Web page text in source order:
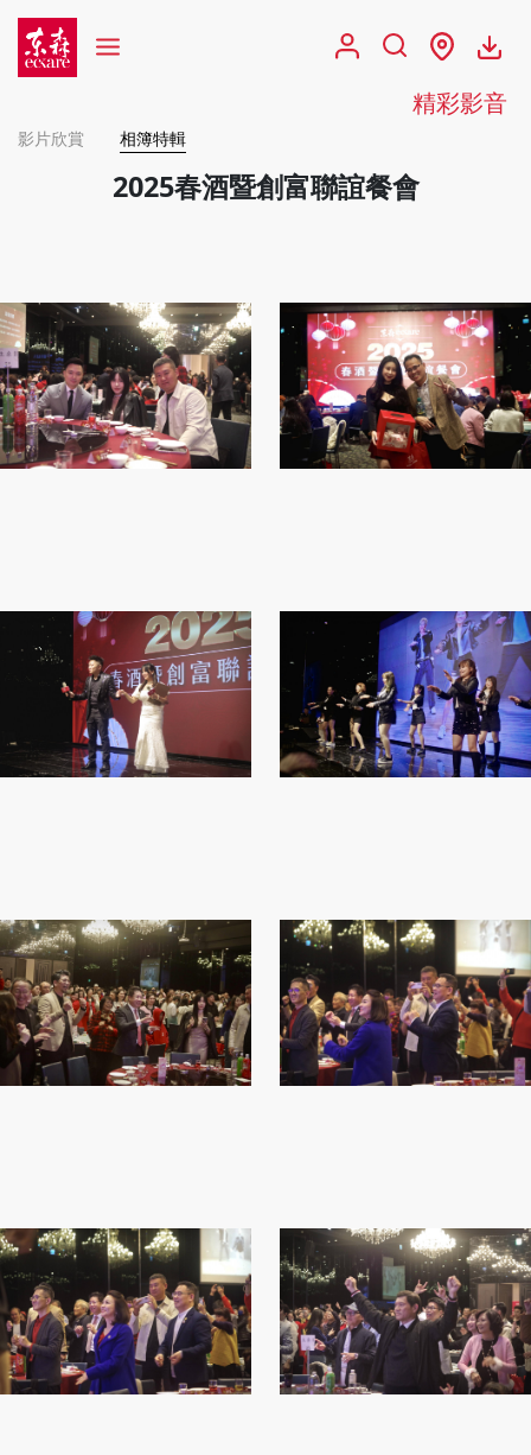
精彩影音
影片欣賞 相簿特輯
2025春酒暨創富聯誼餐會